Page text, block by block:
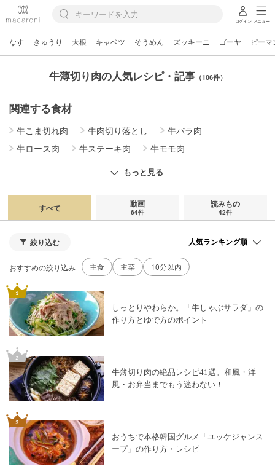
ログイン メニュー
なす きゅうり 大根 キャベツ そうめん ズッキーニ ゴーヤ ピーマ
牛薄切り肉の人気レシピ・記事（106件）
関連する食材
牛こま切れ肉 牛肉切り落とし
牛バラ肉
牛ロース肉
牛ステーキ肉
牛モモ肉
牛すじ肉 牛すね肉
もっと見る
すべて 動画
64件
読みもの
42件
絞り込む
おすすめの絞り込み 主食 主菜 10分以内
しっとりやわらか。「牛しゃぶサラダ」の
作り方とゆで方のポイント
牛薄切り肉の絶品レシピ41選。和風・洋
風・お弁当までもう迷わない！
おうちで本格韓国グルメ「ユッケジャンス
ープ」の作り方・レシピ